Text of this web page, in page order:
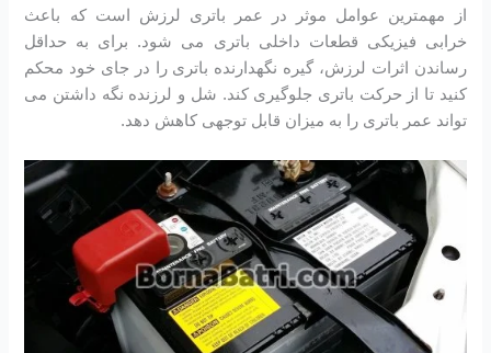
از مهمترین عوامل موثر در عمر باتری لرزش است که باعث
خرابی فیزیکی قطعات داخلی باتری می شود. برای به حداقل
رساندن اثرات لرزش، گیره نگهدارنده باتری را در جای خود محکم
کنید تا از حرکت باتری جلوگیری ‌کند. شل و لرزنده نگه داشتن می
تواند عمر باتری را به میزان قابل توجهی کاهش دهد.